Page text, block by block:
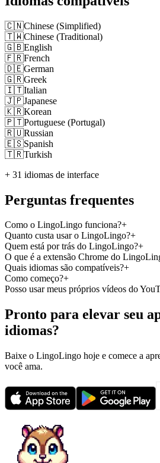
🇨🇳Chinese (Simplified)
🇹🇼Chinese (Traditional)
🇬🇧English
🇫🇷French
🇩🇪German
🇬🇷Greek
🇮🇹Italian
🇯🇵Japanese
🇰🇷Korean
🇵🇹Portuguese (Portugal)
🇷🇺Russian
🇪🇸Spanish
🇹🇷Turkish
+ 31 idiomas de interface
Perguntas frequentes
Como o LingoLingo funciona?+
Quanto custa usar o LingoLingo?+
Quem está por trás do LingoLingo?+
O que é a extensão Chrome do
Quais idiomas são compatíveis?+
Como começo?+
Posso usar meus próprios vídeos do
Pronto para elevar seu
idiomas?
Baixe o LingoLingo hoje e comece a
você ama.